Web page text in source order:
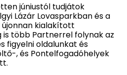
júniustól tudjátok
Lázár Lovasparkban és a
újonnan kialakított
is több Partnerrel folynak az
figyelni oldalunkat és
, és Pontelfogadóhelyek